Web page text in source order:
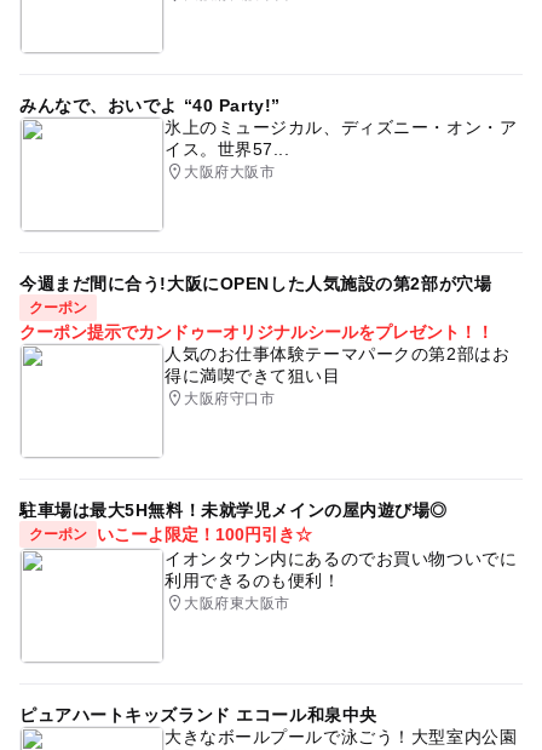
冬休み2025-2026
GW GW(ゴールデンウィーク)2027 ジャングルジム
無料施設
みんなで、おいでよ “40 Party!”
氷上のミュージカル、ディズニー・オン・ア
イス。世界57...
大阪府大阪市
今週まだ間に合う!大阪にOPENした人気施設の第2部が穴場
クーポン
クーポン提示でカンドゥーオリジナルシールをプレゼント！！
人気のお仕事体験テーマパークの第2部はお
得に満喫できて狙い目
大阪府守口市
駐車場は最大5H無料！未就学児メインの屋内遊び場◎
クーポン
いこーよ限定！100円引き☆
イオンタウン内にあるのでお買い物ついでに
利用できるのも便利！
大阪府東大阪市
ピュアハートキッズランド エコール和泉中央
大きなボールプールで泳ごう！大型室内公園